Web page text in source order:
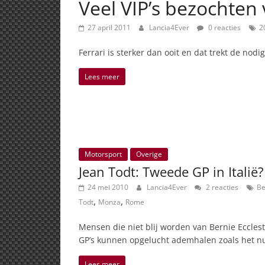
Veel VIP’s
27 april 2011 Lancia4Ever 0 reacties
Ferrari is sterker dan ooit en dat trekt de
Lees meer
Motorsport Overige
Jean Todt: Tweede GP in
24 mei 2010 Lancia4Ever 2 reacties
Todt, Monza, Rome
Mensen die niet blij worden van Bernie
GP’s kunnen opgelucht ademhalen zoals het